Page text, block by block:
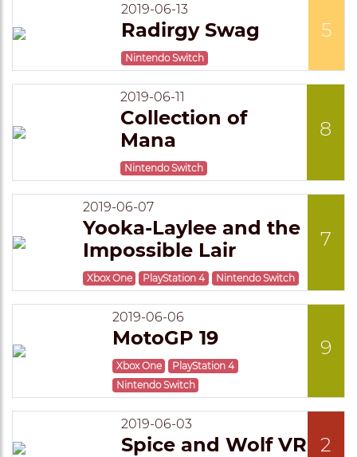
2019-06-13
Radirgy Swag
Nintendo Switch
5
2019-06-11
Collection of
Mana
Nintendo Switch
8
2019-06-07
Yooka-Laylee and the
Impossible Lair
Xbox One PlayStation 4 Nintendo Switch
7
2019-06-06
MotoGP 19
Xbox One
PlayStation 4
Nintendo Switch
9
2019-06-03
Spice and Wolf VR 2